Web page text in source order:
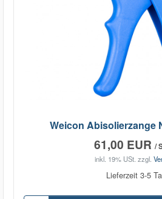
Weicon Abisolierzange
61,00 EUR /
inkl. 19% USt. zzgl.
Lieferzeit 3-5